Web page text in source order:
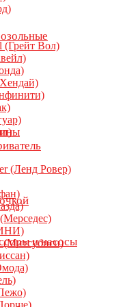
и насосы
(Грейт Вол)
(Ленд Ровер)
(Митсубиси)